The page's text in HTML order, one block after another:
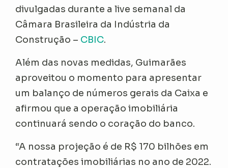
divulgadas durante a live semanal da
Câmara Brasileira da Indústria da
Construção – CBIC.
Além das novas medidas, Guimarães
aproveitou o momento para apresentar
um balanço de números gerais da Caixa e
afirmou que a operação imobiliária
continuará sendo o coração do banco.
“A nossa projeção é de R$ 170 bilhões em
contratações imobiliárias no ano de 2022.